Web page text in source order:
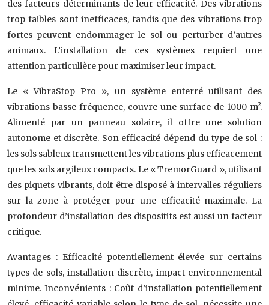
des facteurs déterminants de leur efficacité. Des vibrations
trop faibles sont inefficaces, tandis que des vibrations trop
fortes peuvent endommager le sol ou perturber d’autres
animaux. L’installation de ces systèmes requiert une
attention particulière pour maximiser leur impact.
Le « VibraStop Pro », un système enterré utilisant des
vibrations basse fréquence, couvre une surface de 1000 m².
Alimenté par un panneau solaire, il offre une solution
autonome et discrète. Son efficacité dépend du type de sol :
les sols sableux transmettent les vibrations plus efficacement
que les sols argileux compacts. Le « TremorGuard », utilisant
des piquets vibrants, doit être disposé à intervalles réguliers
sur la zone à protéger pour une efficacité maximale. La
profondeur d’installation des dispositifs est aussi un facteur
critique.
Avantages : Efficacité potentiellement élevée sur certains
types de sols, installation discrète, impact environnemental
minime. Inconvénients : Coût d’installation potentiellement